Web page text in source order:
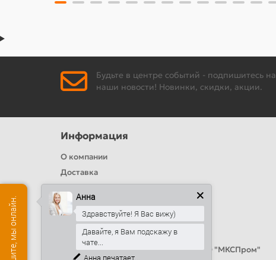
Будьте в центре событий - подпишитесь на
наши новости! Новинки, скидки, акции.
Информация
О компании
Доставка
Условия соглашения
Цвета RAL
Оплата
Калькулятор сэндвич панелей от ООО "МКСПром"
Анна
Здравствуйте! Я Вас вижу)
Давайте, я Вам подскажу в
чате...
Анна печатает...